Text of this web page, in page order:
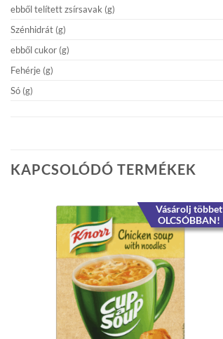
ebből telített zsírsavak (g)
Szénhidrát (g)
ebből cukor (g)
Fehérje (g)
Só (g)
KAPCSOLÓDÓ TERMÉKEK
Vásárolj többet
OLCSÓBBAN!